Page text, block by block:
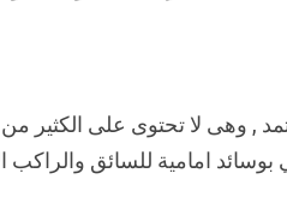
, وهى لا تحتوى على الكثير
امامية للسائق والراكب